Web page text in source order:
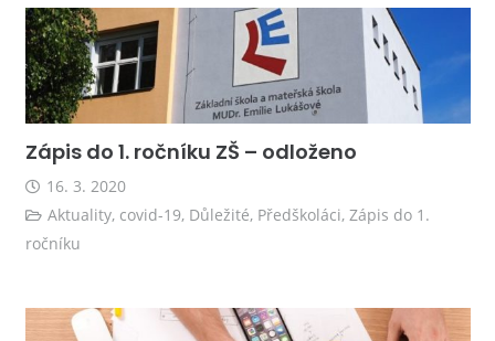
Zápis do 1. ročníku ZŠ – odloženo
16. 3. 2020
Aktuality, covid-19, Důležité, Předškoláci, Zápis do 1.
ročníku